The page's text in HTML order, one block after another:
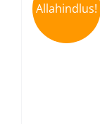
Allahindlus!